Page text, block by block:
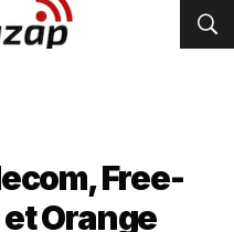
Free-
Orange